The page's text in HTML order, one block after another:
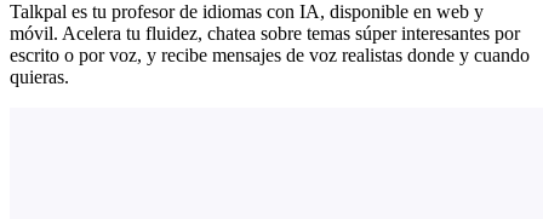
Talkpal es tu profesor de idiomas con IA, disponible en web y
móvil. Acelera tu fluidez, chatea sobre temas súper interesantes por
escrito o por voz, y recibe mensajes de voz realistas donde y cuando
quieras.